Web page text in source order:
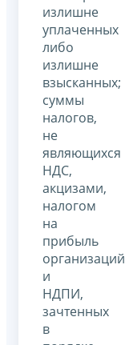
излишне
уплаченных
либо
излишне
взысканных;
суммы
налогов,
не
являющихся
НДС,
акцизами,
налогом
на
прибыль
организаций
и
НДПИ,
зачтенных
в